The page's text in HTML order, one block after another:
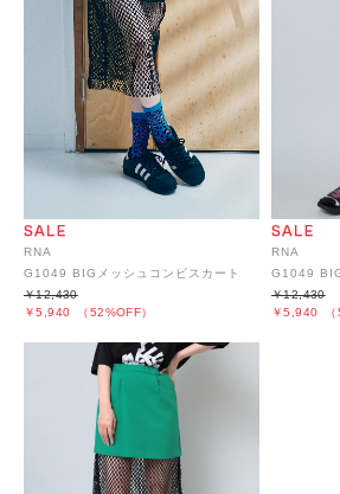
RNA
G1049 BIGメッシュコンビスカート
￥5,940 （52%OFF）
￥12,430
RNA
G1049
￥5,940
￥12,430